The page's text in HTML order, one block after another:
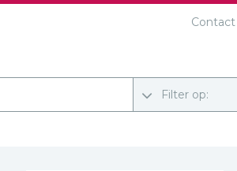
Contact
Filter op: